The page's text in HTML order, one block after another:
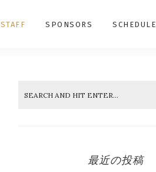
STAFF SPONSORS SCHEDULE
最近の投稿